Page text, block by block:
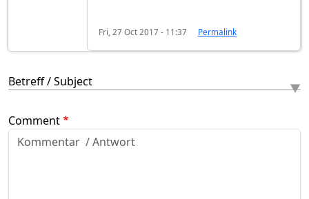
Fri, 27 Oct 2017 - 11:37 Permalink
Betreff / Subject
Comment